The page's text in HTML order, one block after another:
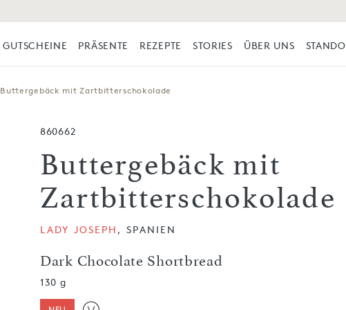
GUTSCHEINE PRÄSENTE REZEPTE STORIES ÜBER UNS
Buttergebäck mit Zartbitterschokolade
860662
Buttergebäck mit
Zartbitterschokolade
Dark Chocolate Shortbread
LADY JOSEPH , SPANIEN
130 g